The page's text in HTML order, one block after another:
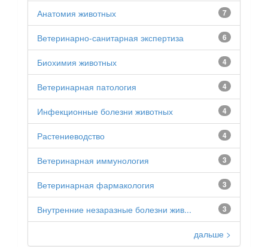
7
Анатомия животных
6
Ветеринарно-санитарная экспертиза
4
Биохимия животных
4
Ветеринарная патология
4
Инфекционные болезни животных
4
Растениеводство
3
Ветеринарная иммунология
3
Ветеринарная фармакология
3
Внутренние незаразные болезни жив...
дальше >